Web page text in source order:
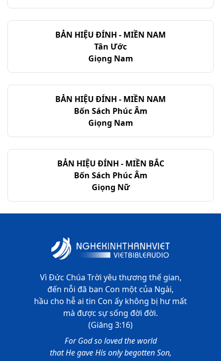
Ê-sai - Chương 53
Ê-sai - Chương 55
Ê-sai - Chương 56
Ê-sai - Chương 57
Ê-sai - Chương 58
Ê-sai - Chương 60
Ê-sai - Chương 62
Ê-sai - Chương 63
Ê-sai - Chương 64
Ê-sai - Chương 65
Ê-sai - Chương 66
BẢN HIỆU ĐÍNH - MIỀN NAM
Tân Ước
Giọng Nam
BẢN HIỆU ĐÍNH - MIỀN NAM
Bốn Sách Phúc Âm
Giọng Nam
BẢN HIỆU ĐÍNH - MIỀN BẮC
Bốn Sách Phúc Âm
Giọng Nữ
Vì Đức Chúa Trời yêu thương thế gian,
đến nỗi đã ban Con một của Ngài,
hầu cho hễ ai tin Con ấy không bị hư mất
mà được sự sống đời đời.
(Giăng 3:16)
For God so loved the world
that He gave His only begotten Son,